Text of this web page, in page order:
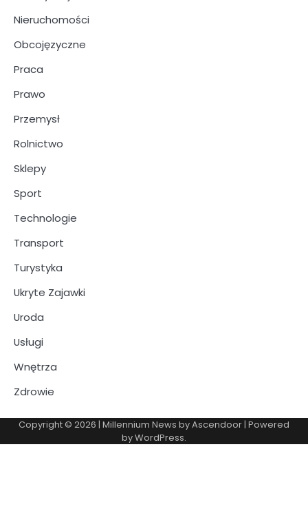
Nieruchomości
Obcojęzyczne
Praca
Prawo
Przemysł
Rolnictwo
Sklepy
Sport
Technologie
Transport
Turystyka
Ukryte Zajawki
Uroda
Usługi
Wnętrza
Zdrowie
Copyright © 2026 | Millennium News byAscendoor | Powered
byWordPress.